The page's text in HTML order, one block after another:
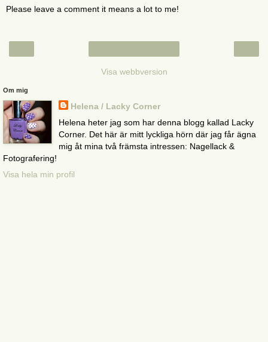
Please leave a comment it means a lot to me!
Visa webbversion
Om mig
Helena / Lacky Corner
Helena heter jag som har denna blogg kallad Lacky
Corner. Det här är mitt lyckliga hörn där jag får ägna
mig åt mina två främsta intressen: Nagellack &
Fotografering!
Visa hela min profil